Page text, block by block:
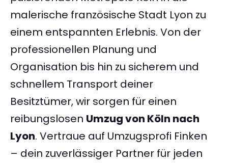
malerische französische Stadt Lyon zu
einem entspannten Erlebnis. Von der
professionellen Planung und
Organisation bis hin zu sicherem und
schnellem Transport deiner
Besitztümer, wir sorgen für einen
reibungslosen Umzug von Köln nach
Lyon. Vertraue auf Umzugsprofi Finken
– dein zuverlässiger Partner für jeden